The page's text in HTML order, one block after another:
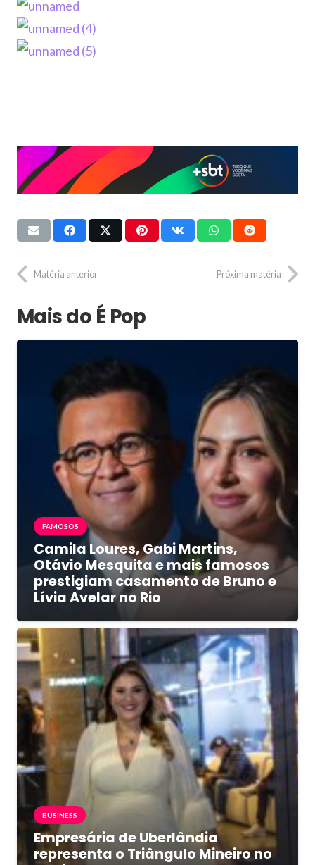
Matéria anterior Próxima matéria
Mais do É Pop
FAMOSOS
Camila Loures, Gabi Martins,
Otávio Mesquita e mais famosos
prestigiam casamento de Bruno e
Lívia Avelar no Rio
BUSINESS
Empresária de Uberlândia
representa o Triângulo Mineiro no